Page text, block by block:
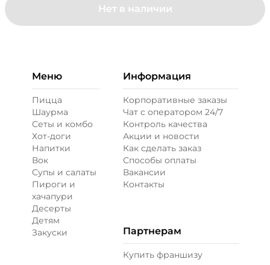
Нет в наличии
Меню
Пицца
Шаурма
Сеты и комбо
Хот-доги
Напитки
Вок
Супы и салаты
Пироги и
хачапури
Десерты
Детям
Закуски
Информация
Корпоративные заказы
Чат с оператором 24/7
Контроль качества
Акции и новости
Как сделать заказ
Способы оплаты
Вакансии
Контакты
Партнерам
Купить франшизу